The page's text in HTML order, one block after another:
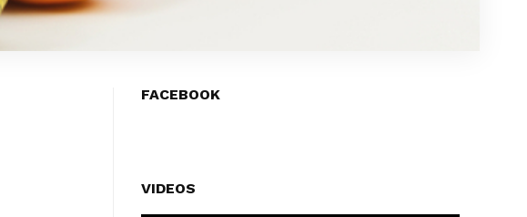
FACEBOOK
VIDEOS